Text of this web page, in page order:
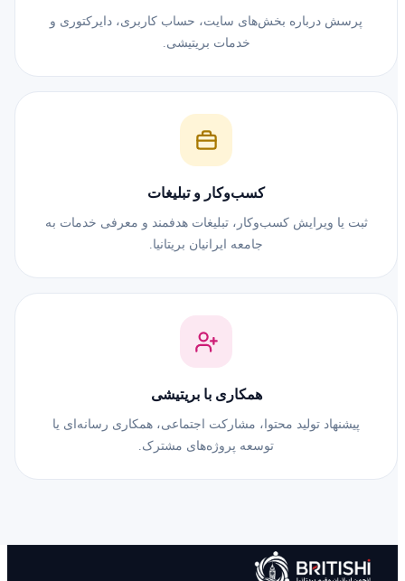
پرسش درباره بخش‌های سایت، حساب کاربری، دایرکتوری و
خدمات بریتیشی.
کسب‌وکار و تبلیغات
ثبت یا ویرایش کسب‌وکار، تبلیغات هدفمند و معرفی خدمات به
جامعه ایرانیان بریتانیا.
همکاری با بریتیشی
پیشنهاد تولید محتوا، مشارکت اجتماعی، همکاری رسانه‌ای یا
توسعه پروژه‌های مشترک.